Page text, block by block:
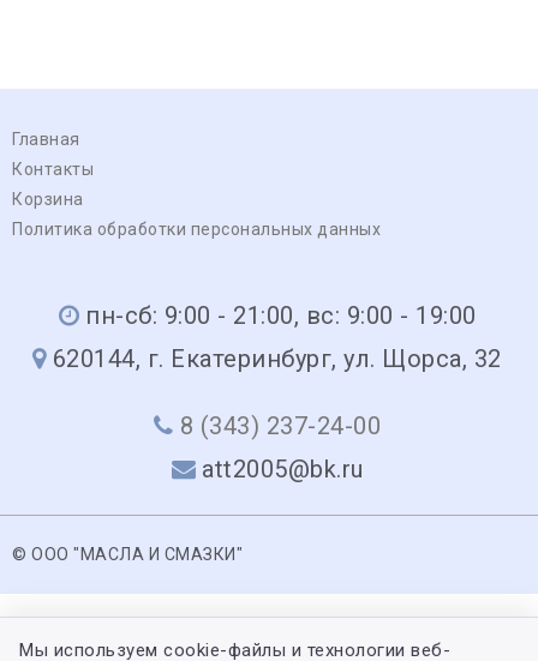
Главная
Контакты
Корзина
Политика обработки персональных данных
пн-сб: 9:00 - 21:00, вс: 9:00 - 19:00
620144, г. Екатеринбург, ул. Щорса, 32
8 (343) 237-24-00
att2005@bk.ru
© ООО "МАСЛА И СМАЗКИ"
Мы используем cookie-файлы и технологии веб-